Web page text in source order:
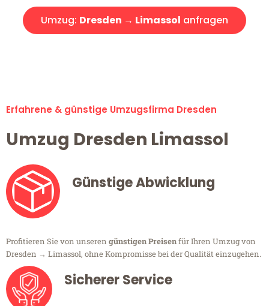
Umzug: Dresden → Limassol anfragen
Erfahrene & günstige Umzugsfirma Dresden
Umzug Dresden Limassol
Günstige Abwicklung
Profitieren Sie von unseren günstigen Preisenfür Ihren Umzug von
Dresden → Limassol, ohne Kompromisse bei der Qualität einzugehen.
Sicherer Service